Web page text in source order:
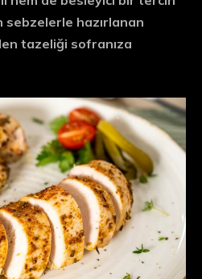
sebzelerle hazırlanan
tazeliği sofranıza